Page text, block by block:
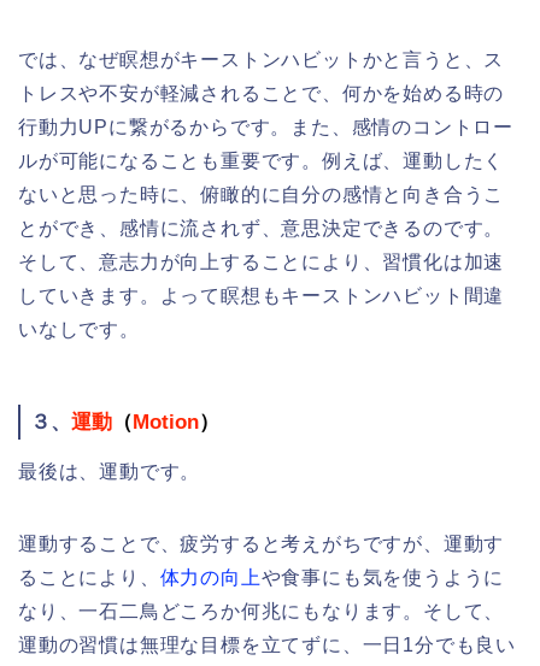
では、なぜ瞑想がキーストンハビットかと言うと、ス
トレスや不安が軽減されることで、何かを始める時の
行動力UPに繋がるからです。また、感情のコントロー
ルが可能になることも重要です。例えば、運動したく
ないと思った時に、俯瞰的に自分の感情と向き合うこ
とができ、感情に流されず、意思決定できるのです。
そして、意志力が向上することにより、習慣化は加速
していきます。よって瞑想もキーストンハビット間違
いなしです。
３、 運動 （ Motion）
最後は、運動です。
運動することで、疲労すると考えがちですが、運動す
ることにより、 体力の向上や食事にも気を使うように
なり、一石二鳥どころか何兆にもなります。そして、
運動の習慣は無理な目標を立てずに、一日1分でも良い